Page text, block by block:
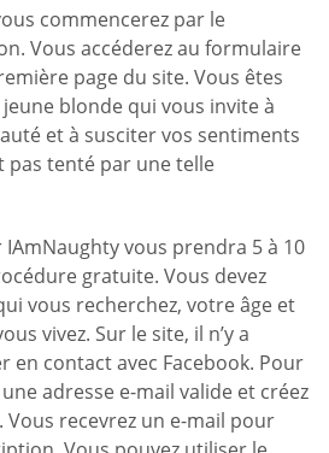
commencerez par le
Vous accéderez au formulaire
page du site. Vous êtes
blonde qui vous invite à
et à susciter vos sentiments
pas tenté par une telle
vous prendra 5 à 10
gratuite. Vous devez
vous recherchez, votre âge et
vivez. Sur le site, il n’y a
en contact avec Facebook. Pour
adresse e-mail valide et créez
recevrez un e-mail pour